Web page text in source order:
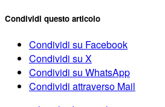
Condividi questo articolo
Condividi su Facebook
Condividi su X
Condividi su WhatsApp
Condividi attraverso Mail